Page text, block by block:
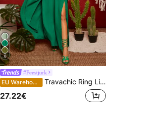
6
#Feestjurk
EU Warehouse Travachic Ring Linked Criss-Cross Tie Rugloze M-Slit Zoom Jurk
27.22€